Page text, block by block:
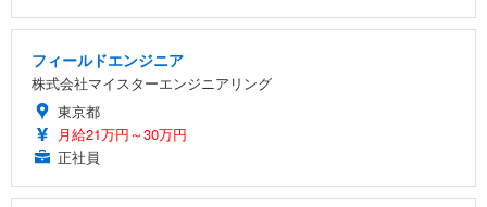
フィールドエンジニア
株式会社マイスターエンジニアリング
東京都
月給21万円～30万円
正社員